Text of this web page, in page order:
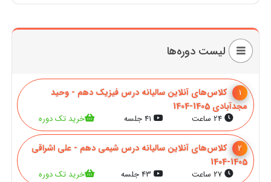
لیست دوره‌ها
1
کلاس‌های آنلاین سالیانه درس فیزیک دهم - وحید
مجدآبادی 1405-1404
24 ساعت خرید تک دوره
2
کلاس‌های آنلاین سالیانه درس شیمی دهم - علی اشراقی
1405-1404
27 ساعت خرید تک دوره